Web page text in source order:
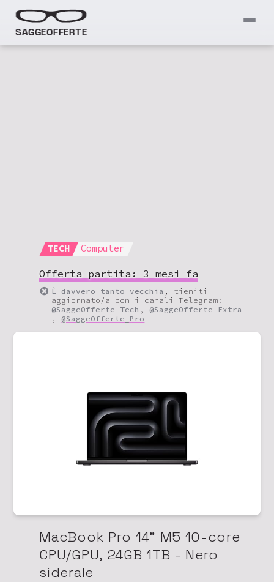
SAGGEOFFERTE
TECH Computer
Offerta partita: 3 mesi fa
È davvero tanto vecchia , tieniti
aggiornato/a con i canali Telegram:
@SaggeOfferte_Tech , @SaggeOfferte_Extra
, @SaggeOfferte_Pro
MacBook Pro 14" M5 10-core
CPU/GPU, 24GB 1TB - Nero
siderale